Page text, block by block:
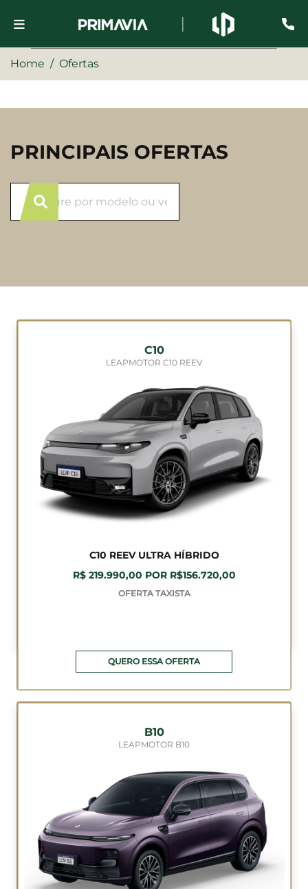
Home Ofertas
PRINCIPAIS OFERTAS
C10
LEAPMOTOR C10 REEV
C10 REEV ULTRA HÍBRIDO
R$ 219.990,00 POR R$156.720,00
OFERTA TAXISTA
QUERO ESSA OFERTA
B10
LEAPMOTOR B10